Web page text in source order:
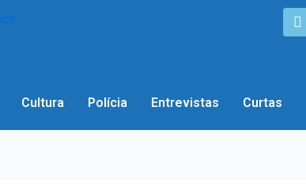
Cultura Polícia Entrevistas Curtas